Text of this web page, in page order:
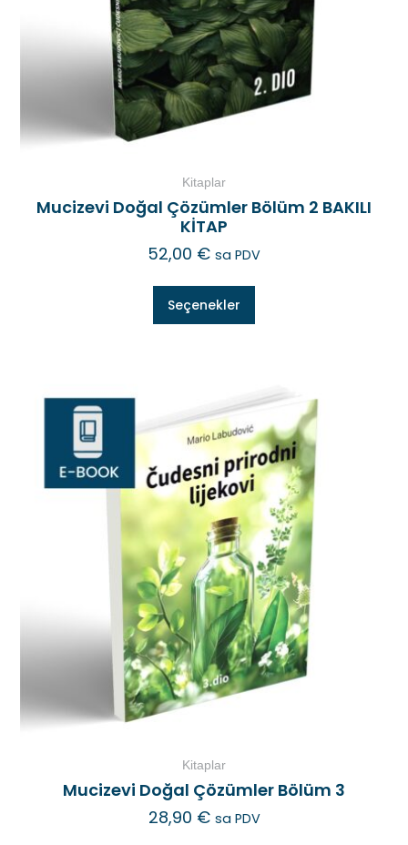
Kitaplar
Mucizevi Doğal Çözümler Bölüm 2 BAKILI
KİTAP
52,00 € sa PDV
Seçenekler
Kitaplar
Mucizevi Doğal Çözümler Bölüm 3
28,90 € sa PDV